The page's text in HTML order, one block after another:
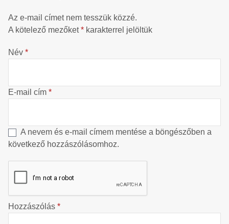
Az e-mail címet nem tesszük közzé.
A kötelező mezőket* karakterrel jelöltük
Név *
E-mail cím *
A nevem és e-mail címem mentése a böngészőben a
következő hozzászólásomhoz.
Hozzászólás *